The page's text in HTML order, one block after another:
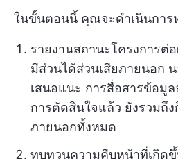
ในขั้นตอนนี้ คุณจะดำเนินการ
รายงานสถานะโครงการต่
มีส่วนได้ส่วนเสียภายนอก
เสนอแนะ การสื่อสารข้อมู
การตัดสินใจแล้ว ยังรวมถึ
ภายนอกทั้งหมด
ทบทวนความคืบหน้าที่เกิด